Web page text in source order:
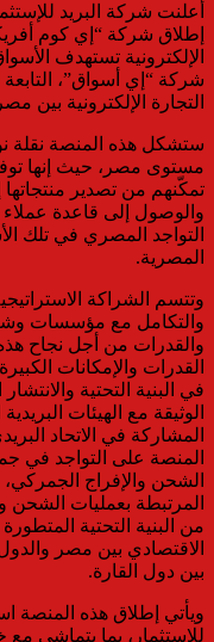
أعلنت شركة البريد
إطلاق شركة “إي كوم
الإلكترونية تستهدف
شركة “إي أسواق”،
التجارة الإلكترونية بين
ستشكل هذه المنصة نقلة
مستوى مصر، حيث إنها
تمكّنهم من تصدير منتجاتها
والوصول إلى قاعدة عملاء
التواجد المصري في تلك
المصرية.
وتتسم الشراكة
والتكامل مع مؤسسات
والقدرات من أجل نجاح
القدرات والإمكانات
في البنية التحتية
الوثيقة مع الهيئات
المشاركة في الاتحاد
المنصة على التواجد في
الشحن والإفراج الجمركي،
المرتبطة بعمليات الشحن
من البنية التحتية
الاقتصادي بين مصر والدول
بين دول القارة.
ويأتي إطلاق هذه المنصة
للاستثمار، بما يتماشى